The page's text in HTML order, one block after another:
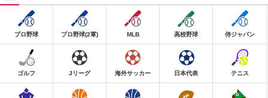
プロ野球 プロ野球(2軍) MLB 高校野球 侍ジャパン
ゴルフ Jリーグ 海外サッカー 日本代表 テニス